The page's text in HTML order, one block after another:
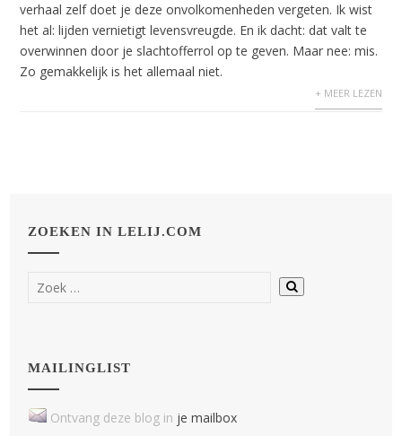
verhaal zelf doet je deze onvolkomenheden vergeten. Ik wist
het al: lijden vernietigt levensvreugde. En ik dacht: dat valt te
overwinnen door je slachtofferrol op te geven. Maar nee: mis.
Zo gemakkelijk is het allemaal niet.
+ MEER LEZEN
ZOEKEN IN LELIJ.COM
MAILINGLIST
Ontvang deze blog in je mailbox